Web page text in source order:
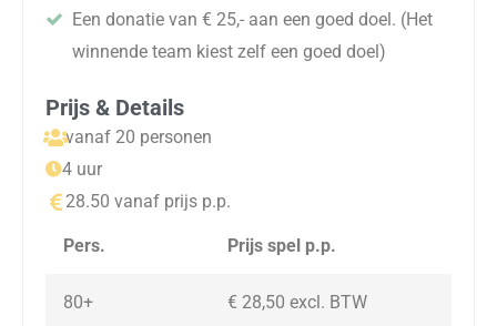
Een donatie van € 25,- aan een goed doel. (Het
winnende team kiest zelf een goed doel)
Prijs & Details
vanaf 20 personen
4 uur
28.50 vanaf prijs p.p.
Pers. Prijs spel p.p.
80+ € 28,50 excl. BTW